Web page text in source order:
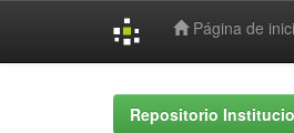
Página de
Repositorio